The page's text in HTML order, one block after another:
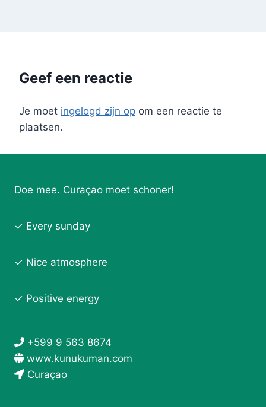
Geef een reactie
Je moet ingelogd zijn op om een reactie te
plaatsen.
Doe mee. Curaçao moet schoner!
✓ Every sunday
✓ Nice atmosphere
✓ Positive energy
+599 9 563 8674
www.kunukuman.com
Curaçao